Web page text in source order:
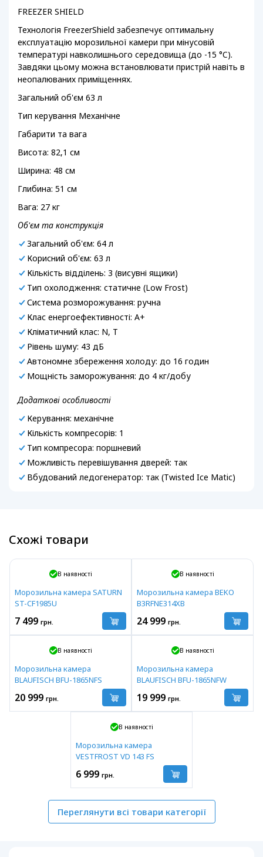
FREEZER SHIELD
Технологія FreezerShield забезпечує оптимальну
експлуатацію морозильної камери при мінусовій
температурі навколишнього середовища (до -15 °C).
Завдяки цьому можна встановлювати пристрій навіть в
неопалюваних приміщеннях.
Загальний об'єм 63 л
Тип керування Механічне
Габарити та вага
Висота: 82,1 см
Ширина: 48 см
Глибина: 51 см
Вага: 27 кг
Об'єм та конструкція
Загальний об'єм: 64 л
Корисний об'єм: 63 л
Кількість відділень: 3 (висувні ящики)
Тип охолодження: статичне (Low Frost)
Система розморожування: ручна
Клас енергоефективності: A+
Кліматичний клас: N, T
Рівень шуму: 43 дБ
Автономне збереження холоду: до 16 годин
Мощність заморожування: до 4 кг/добу
Додаткові особливості
Керування: механічне
Кількість компресорів: 1
Тип компресора: поршневий
Можливість перевішування дверей: так
Вбудований ледогенератор: так (Twisted Ice Matic)
Схожі товари
В наявності
Морозильна камера SATURN
ST-CF1985U
7 499 грн.
В наявності
Морозильна камера BEKO
B3RFNE314XB
24 999 грн.
В наявності
Морозильна камера
BLAUFISCH BFU-1865NFS
20 999 грн.
В наявності
Морозильна камера
BLAUFISCH BFU-1865NFW
19 999 грн.
В наявності
Морозильна камера
VESTFROST VD 143 FS
6 999 грн.
Переглянути всі товари категорії